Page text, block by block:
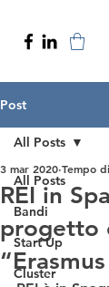
Post
All Posts
Bandi
Start Up
Cluster
All Posts
REI in
progetto
3 mar 2020 Tempo